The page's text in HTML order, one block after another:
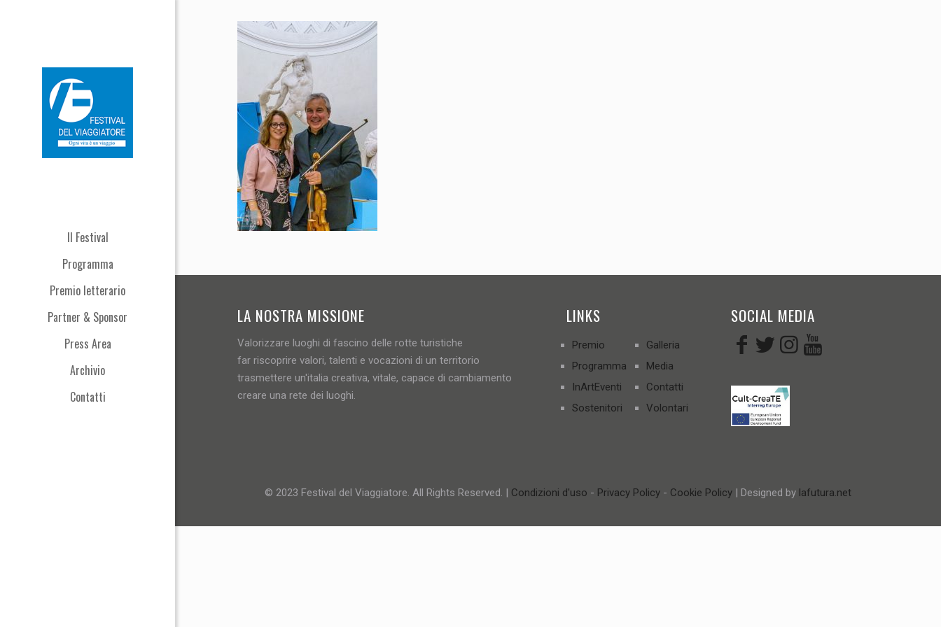
Il Festival
Programma
Premio letterario
Partner & Sponsor
Press Area
Archivio
Contatti
LA NOSTRA MISSIONE
Valorizzare luoghi di fascino delle rotte turistiche
far riscoprire valori, talenti e vocazioni di un territorio
trasmettere un'italia creativa, vitale, capace di cambiamento
creare una rete dei luoghi.
LINKS
Premio
Programma
InArtEventi
Sostenitori
Galleria
Media
Contatti
Volontari
SOCIAL MEDIA
© 2023 Festival del Viaggiatore. All Rights Reserved. | Condizioni d'uso - Privacy Policy - Cookie Policy | Designed by lafutura.net